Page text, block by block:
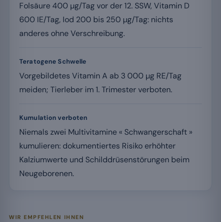
Folsäure 400 µg/Tag vor der 12. SSW, Vitamin D
600 IE/Tag, Iod 200 bis 250 µg/Tag: nichts
anderes ohne Verschreibung.
Teratogene Schwelle
Vorgebildetes Vitamin A ab 3 000 µg RE/Tag
meiden; Tierleber im 1. Trimester verboten.
Kumulation verboten
Niemals zwei Multivitamine « Schwangerschaft »
kumulieren: dokumentiertes Risiko erhöhter
Kalziumwerte und Schilddrüsenstörungen beim
Neugeborenen.
WIR EMPFEHLEN IHNEN